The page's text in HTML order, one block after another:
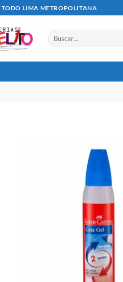
TODO LIMA METROPOLITANA
Buscar
por: